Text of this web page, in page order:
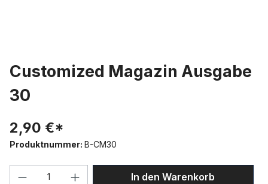
Customized Magazin Ausgabe
30
2,90 €*
Produktnummer: B-CM30
Produkt Anzahl: Gib den gewünschten
In den Warenkorb